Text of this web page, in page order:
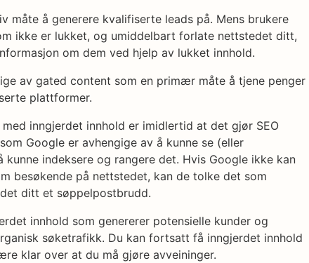
måte å generere kvalifiserte leads på. Mens brukere
ikke er lukket, og umiddelbart forlate nettstedet ditt,
om dem ved hjelp av lukket innhold.
av gated content som en primær måte å tjene penger
plattformer.
inngjerdet innhold er imidlertid at det gjør SEO
Google er avhengige av å kunne se (eller
kunne indeksere og rangere det. Hvis Google ikke kan
besøkende på nettstedet, kan de tolke det som
ditt et søppelpostbrudd.
innhold som genererer potensielle kunder og
søketrafikk. Du kan fortsatt få inngjerdet innhold
klar over at du må gjøre avveininger.